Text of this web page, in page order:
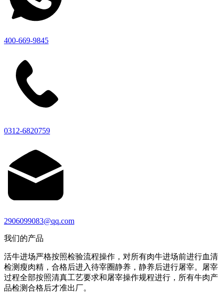
400-669-9845
0312-6820759
2906099083@qq.com
我们的产品
活牛进场严格按照检验流程操作，对所有肉牛进场前进行血清
检测瘦肉精，合格后进入待宰圈静养，静养后进行屠宰。屠宰
过程全部按照清真工艺要求和屠宰操作规程进行，所有牛肉产
品检测合格后才准出厂。